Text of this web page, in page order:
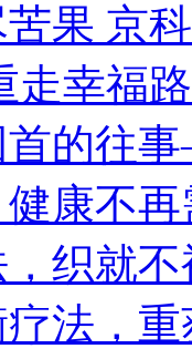
果 京
走幸福路
首的往
康不
织就
法，